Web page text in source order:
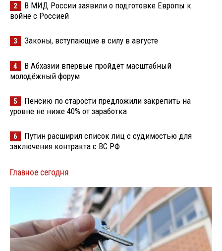
2
В МИД России заявили о подготовке Европы к
войне с Россией
3 Законы, вступающие в силу в августе
4
В Абхазии впервые пройдёт масштабный
молодёжный форум
5
Пенсию по старости предложили закрепить на
уровне не ниже 40% от заработка
6
Путин расширил список лиц с судимостью для
заключения контракта с ВС РФ
Главное сегодня